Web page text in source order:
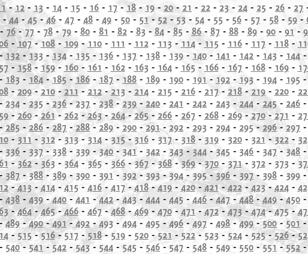
- 12 - 13 - 14 - 15 - 16 - 17- 18 - 19 - 20 - 21 - 22 - 23 - 24 - 25 - 26 - 27
-44- 45 - 46- 47 - 48- 49- 50- 51 - 52- 53- 54- 55 - 56- 57 - 58- 59-
- 76-77 - 78- 79- 80- 81 - 82- 83 - 84- 85 - 86- 87 - 88- 89- 90- 91 -
- 107-108- 109- 110- 111 - 112- 113 - 114- 115 - 116- 117 - 118-
132 - 133 - 134 - 135 - 136 - 137 - 138 - 139 - 140 - 141 - 142 - 143 - 144 -
- 158- 159- 160- 161 - 162- 163 - 164- 165 - 166- 167 - 168- 169-
- 183 - 184 - 185 - 186 - 187 - 188 - 189 - 190 - 191 - 192 - 193 - 194 - 195 -
- 209- 210- 211 - 212- 213 - 214- 215 - 216- 217 - 218- 219- 220-
- 234 - 235 - 236- 237 - 238 - 239 - 240 - 241 - 242 - 243 -244 - 245 - 246 -
- 260- 261 - 262-263- 264- 265- 266- 267 - 268- 269- 270-271 -
- 285 - 286 - 287 - 288 -289 - 290 - 291- 292 - 293 - 294 - 295-296- 297 -
- 311 - 312- 313 - 314- 315 - 316- 317 - 318- 319- 320- 321 -322-
- 336 - 337 - 338 - 339 - 340 - 341 - 342 - 343- 344 - 345 - 346 - 347- 348 -
- 362- 363 - 364- 365 - 366-367 - 368-369-370- 371 - 372- 373 -
- 387 - 388- 389 - 390 - 391 - 392 -393 -394 - 395 -396 - 397 - 398 - 399 -
-413- 414- 415 - 416- 417 - 418-419- 420- 421- 422- 423- 424-
438 - 439 - 440 - 441 - 442 - 443 - 444 - 445 - 446 -447 -448- 449 -450 -
-464-465-466- 467 - 468- 469- 470- 471- 472- 473-474-475 -
-489 -490 -491 -492 - 493 - 494 - 495 - 496 - 497 - 498 -499-500 - 501 -
- 515-516-517 - 518- 519- 520- 521 - 522- 523 - 524- 525- 526-
- 540- 541 -542 - 543- 544 - 545 - 546- 547 - 548 - 549 - 550 -551-552-